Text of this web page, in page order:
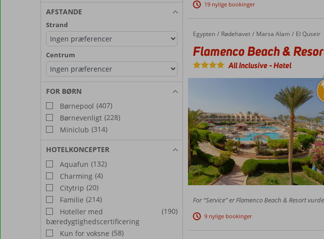
AFSTANDE
Strand
Centrum
FOR BØRN
Børnepool (407)
Børnevenligt (228)
Miniclub (314)
HOTELKONCEPTER
Aquafun (132)
Charming (4)
Citytrip (20)
Familie (214)
Hoteller med
bæredygtighedscertificering
(190)
Kun for voksne (58)
19 nylige bookinger
Forside
Egypten Rødehavet Marsa Alam El Quseir
Flamenco Beach & Resort
Flamenco Beach &
All Inclusive-Hotel
For “Service” er Flamenco Beach & Resort
9 nylige bookinger